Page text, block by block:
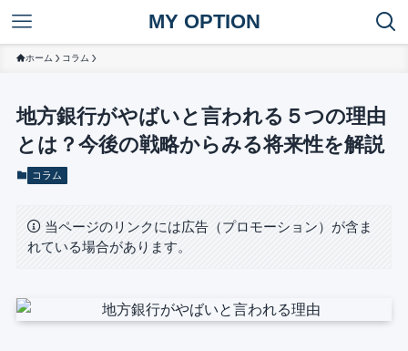
MY OPTION
ホーム コラム
地方銀行がやばいと言われる５つの理由
とは？今後の戦略からみる将来性を解説
コラム
当ページのリンクには広告（プロモーション）が含ま
れている場合があります。